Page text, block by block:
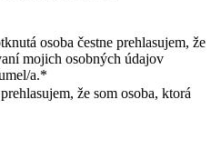
osoba čestne prehlasujem, že
mojich osobných údajov
a.*
že som osoba, ktorá